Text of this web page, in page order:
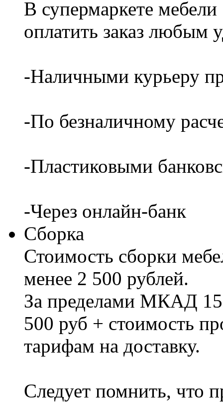
В супермаркете
оплатить заказ любым
-Наличными курьеру
-По безналичному
-Пластиковыми
-Через онлайн-банк
Сборка
Стоимость сборки
менее 2 500 рублей.
За пределами МКАД
500 руб + стоимость
тарифам на доставку.
Следует помнить, что